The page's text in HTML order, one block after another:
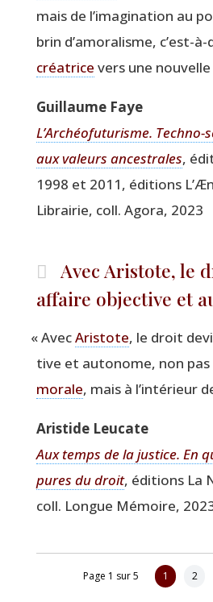
mais de l’imagination au
brin d’amoralisme, c’est-à-
créa­trice vers une
Guillaume Faye
L’Archéofuturisme.
aux valeurs ances­trales,
1998 et 2011, édi­tions
Librai­rie, coll. Ago­ra, 2023
Avec Aristote, le
affaire objective et
«AvecAris­tote, le droit
tive et auto­nome, non pas
morale, mais à l’intérieur
Aris­tide Leucate
Aux temps de la jus­tice. En
pures du droit, édi­tions La
coll. Longue Mémoire,
Page 1 sur 5 1 2